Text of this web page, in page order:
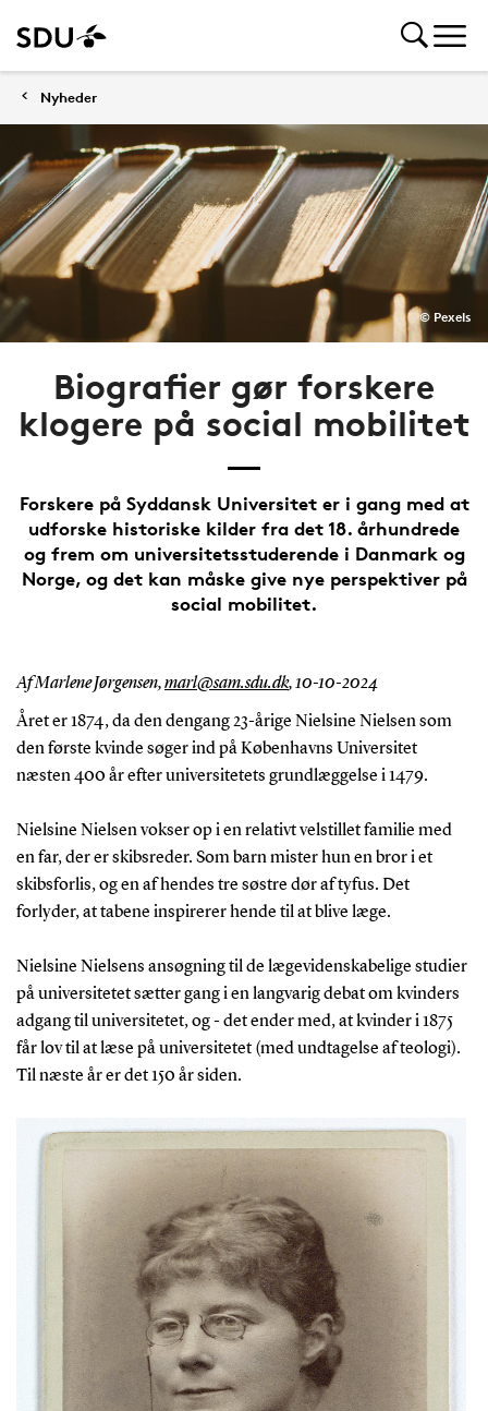
Nyheder
© Pexels
Biografier gør forskere
klogere på social mobilitet
Forskere på Syddansk Universitet er i gang med at
udforske historiske kilder fra det 18. århundrede
og frem om universitetsstuderende i Danmark og
Norge, og det kan måske give nye perspektiver på
social mobilitet.
Af Marlene Jørgensen,marl@sam.sdu.dk,10-10-2024
Året er 1874, da den dengang 23-årige Nielsine Nielsen som
den første kvinde søger ind på Københavns Universitet
næsten 400 år efter universitetets grundlæggelse i 1479.
Nielsine Nielsen vokser op i en relativt velstillet familie med
en far, der er skibsreder. Som barn mister hun en bror i et
skibsforlis, og en af hendes tre søstre dør af tyfus. Det
forlyder, at tabene inspirerer hende til at blive læge.
Nielsine Nielsens ansøgning til de lægevidenskabelige studier
på universitetet sætter gang i en langvarig debat om kvinders
adgang til universitetet, og - det ender med, at kvinder i 1875
får lov til at læse på universitetet (med undtagelse af teologi).
Til næste år er det 150 år siden.